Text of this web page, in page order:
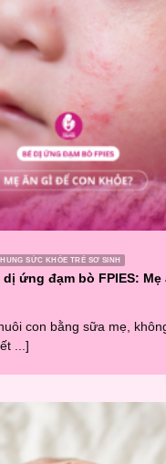
SỨC KHỎE TRẺ SƠ SINH
dị ứng đạm bò FPIES: Mẹ
con bằng sữa mẹ,
...]